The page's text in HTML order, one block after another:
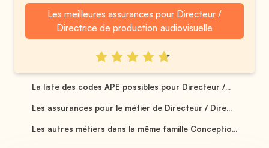
Les meilleures assurances pour Directeur /
Directrice de production audiovisuelle
La liste des codes APE possibles pour Directeur /...
Les assurances pour le métier de Directeur / Dire...
Les autres métiers dans la même famille Conceptio...